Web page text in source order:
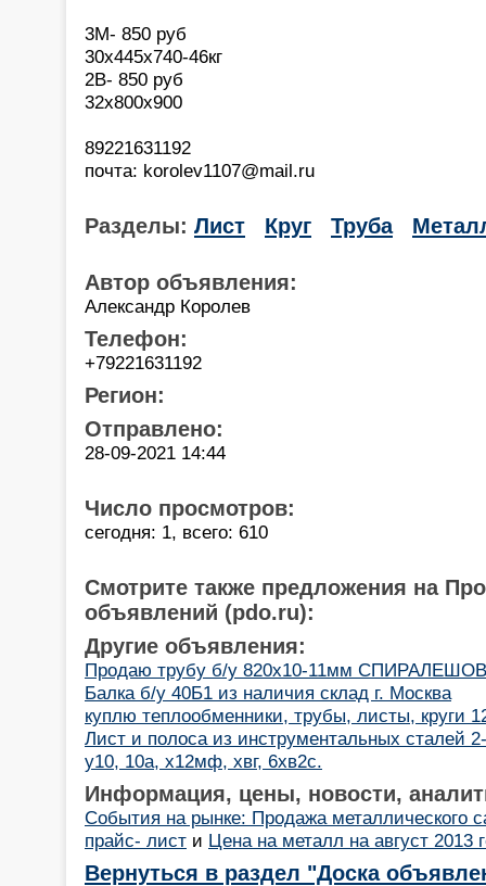
3М- 850 руб
30х445х740-46кг
2В- 850 руб
32х800х900
89221631192
почта: korolev1107@mail.ru
Разделы: Лист Круг Труба
Автор объявления:
Александр Королев
Телефон:
+79221631192
Регион:
Отправлено:
28-09-2021 14:44
Число просмотров:
сегодня: 1, всего: 610
Смотрите также предложения на
объявлений (pdo.ru):
Другие объявления:
Продаю трубу б/у 820х10-11мм
Балка б/у 40Б1 из наличия склад г. Москва
куплю теплообменники, трубы, листы, круги
Лист и полоса из инструментальных сталей
у10, 10а, х12мф, хвг, 6хв2с.
Информация, цены, новости,
События на рынке: Продажа металлического
прайс- лист и Цена на металл на август 2013
Вернуться в раздел "Доска